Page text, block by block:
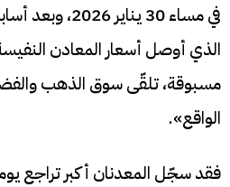
في مساء 30
الذي أوصل أسعار المعادن
مسبوقة، تلقّى سوق الذهب
الواقع».
فقد سجّل المعدنان أكبر تراجع